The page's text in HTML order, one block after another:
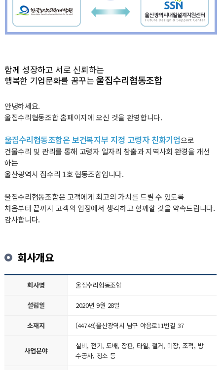
함께 성장하고 서로 신뢰하는
행복한 기업문화를 꿈꾸는울집수리협동조합
안녕하세요.
울집수리협동조합 홈페이지에 오신 것을 환영합니다.
울집수리협동조합은 보건복지부 지정 고령자 친화기업으로
건물수리 및 관리를 통해 고령자 일자리 창출과 지역사회 환경을 개선
하는
울산광역시 집수리 1호 협동조합입니다.
울집수리협동조합은 고객에게 최고의 가치를 드릴 수 있도록
처음부터 끝까지 고객의 입장에서 생각하고 함께할 것을 약속드립니다.
감사합니다.
회사개요
회사명 울집수리협동조합
설립일 2020년 9월 28일
소재지 (44749)울산광역시 남구 야음로11번길 37
사업분야
설비, 전기, 도배, 장판, 타일, 철거, 미장, 조적, 방
수공사, 청소 등